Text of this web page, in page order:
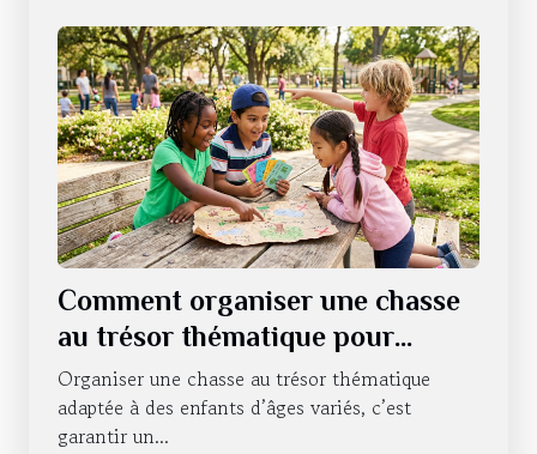
Comment organiser une chasse
au trésor thématique pour
enfants de différents âges ?
Organiser une chasse au trésor thématique
adaptée à des enfants d’âges variés, c’est
garantir un...